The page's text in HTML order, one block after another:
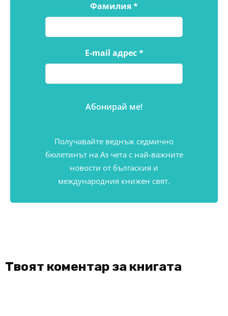
Фамилия*
E-mail адрес*
Получавайте веднъж седмично
бюлетинът на Аз чета с най-важните
новости от бългаския и
международния книжен свят.
Твоят коментар за книгата